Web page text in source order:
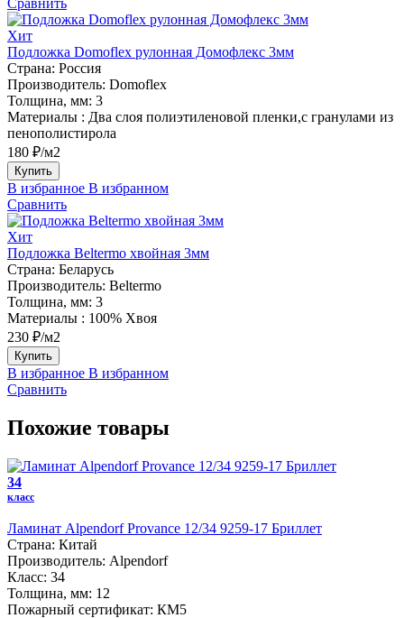
Сравнить
Хит
Подложка Domoflex рулонная Домофлекс 3мм
Страна: Россия
Производитель: Domoflex
Толщина, мм: 3
Материалы : Два слоя полиэтиленовой пленки,с гранулами из
пенополистирола
180 ₽/м2
Купить
В избранное В избранном
Сравнить
Хит
Подложка Beltermo хвойная 3мм
Страна: Беларусь
Производитель: Beltermo
Толщина, мм: 3
Материалы : 100% Хвоя
230 ₽/м2
Купить
В избранное В избранном
Сравнить
Похожие товары
34
класс
Ламинат Alpendorf Provance 12/34 9259-17 Бриллет
Страна: Китай
Производитель: Alpendorf
Класс: 34
Толщина, мм: 12
Пожарный сертификат: КМ5